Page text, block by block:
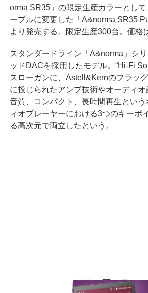
orma SR35」の限定生産カラーとし
ープルに変更した「A&norma SR35
より発売する。限定生産300台。価格
スタンダードライン「A&norma」シ
ッドDACを採用したモデル。“Hi-Fi
スローガンに、Astell&Kernのフラッ
に投じられたアンプ技術やオーディ
音質、コンパクト、長時間再生とい
ィオプレーヤーにおける3つのキーポ
る高次元で両立したという。